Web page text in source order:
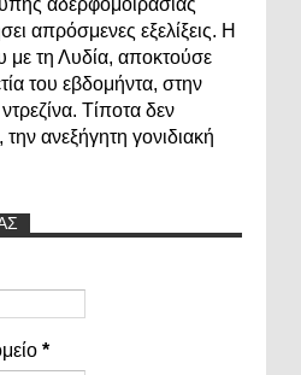
απρόσμενες εξελίξεις. Η
με τη Λυδία, αποκτούσε
του εβδομήντα, στην
Τίποτα δεν
ανεξήγητη γονιδιακή
*